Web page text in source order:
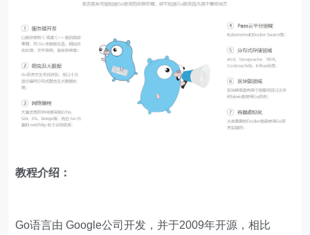
教程介绍：
Go语言由 Google公司开发，并于2009年开源，相比